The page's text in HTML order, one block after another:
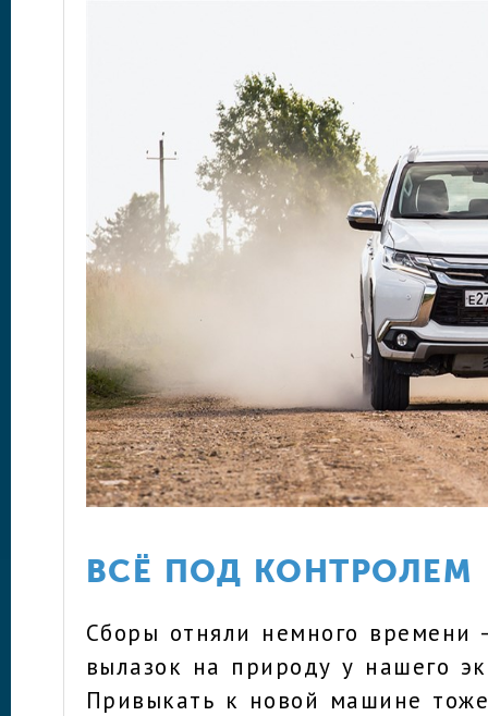
ВСЁ ПОД КОНТРОЛЕМ
Сборы отняли немного времени
вылазок на природу у нашего
Привыкать к новой машине